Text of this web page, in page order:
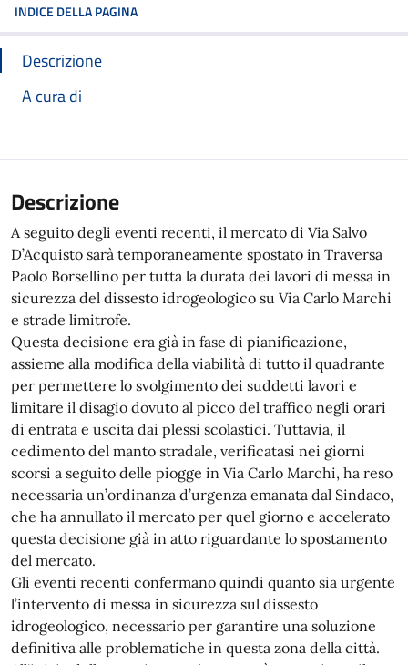
INDICE DELLA PAGINA
Descrizione
A cura di
Descrizione
A seguito degli eventi recenti, il mercato di Via Salvo
D’Acquisto sarà temporaneamente spostato in Traversa
Paolo Borsellino per tutta la durata dei lavori di messa in
sicurezza del dissesto idrogeologico su Via Carlo Marchi
e strade limitrofe.
Questa decisione era già in fase di pianificazione,
assieme alla modifica della viabilità di tutto il quadrante
per permettere lo svolgimento dei suddetti lavori e
limitare il disagio dovuto al picco del traffico negli orari
di entrata e uscita dai plessi scolastici. Tuttavia, il
cedimento del manto stradale, verificatasi nei giorni
scorsi a seguito delle piogge in Via Carlo Marchi, ha reso
necessaria un’ordinanza d’urgenza emanata dal Sindaco,
che ha annullato il mercato per quel giorno e accelerato
questa decisione già in atto riguardante lo spostamento
del mercato.
Gli eventi recenti confermano quindi quanto sia urgente
l’intervento di messa in sicurezza sul dissesto
idrogeologico, necessario per garantire una soluzione
definitiva alle problematiche in questa zona della città.